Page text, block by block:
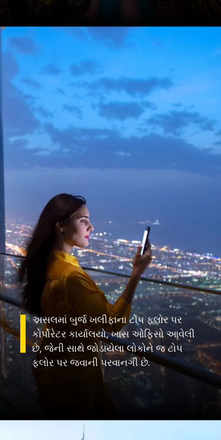
અસલમાં બુર્જ ખલીફાના ટોપ ફ્લોર પર
કોર્પોરેટર કાર્યાલયો, ખાસ ઓફિસો આવેલી
છે, જેની સાથે જોડાયેલા લોકોને જ ટોપ
ફ્લોર પર જવાની પરવાનગી છે.